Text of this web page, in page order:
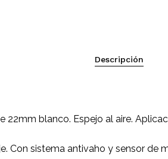
Descripción
blanco. Espejo al aire.
Con sistema antivaho y sensor de